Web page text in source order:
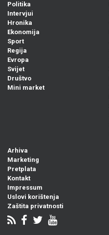
Politika
Intervjui
Hronika
Ekonomija
Sport
Regija
Evropa
Svijet
Društvo
Mini market
Arhiva
Marketing
Pretplata
Kontakt
Impressum
Uslovi korištenja
Zaštita privatnosti